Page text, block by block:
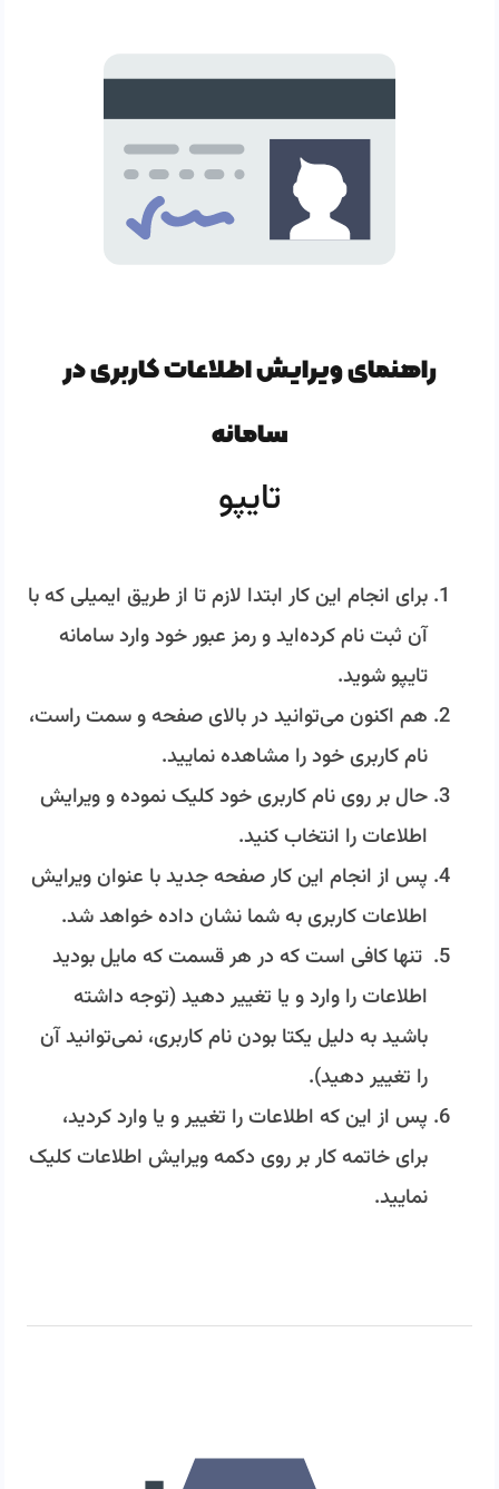
راهنمای ویرایش اطلاعات کاربری در
سامانه
تایپو
برای انجام این کار ابتدا لازم تا از طریق ایمیلی که با
آن ثبت نام کرده‌اید و رمز عبور خود وارد سامانه
تایپو شوید.
هم اکنون می‌توانید در بالای صفحه و سمت راست،
نام کاربری خود را مشاهده نمایید.
حال بر روی نام کاربری خود کلیک نموده و ویرایش
اطلاعات را انتخاب کنید.
پس از انجام این کار صفحه‌ جدید با عنوان ویرایش
اطلاعات کاربری به شما نشان داده خواهد شد.
تنها کافی است که در هر قسمت که مایل بودید
اطلاعات را وارد و یا تغییر دهید (توجه داشته
باشید به دلیل یکتا بودن نام کاربری، نمی‌توانید آن
را تغییر دهید).
پس از این که اطلاعات را تغییر و یا وارد کردید،
برای خاتمه کار بر روی دکمه ویرایش اطلاعات کلیک
نمایید.